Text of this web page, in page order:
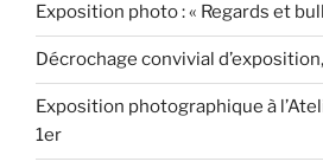
Exposition photo : « Regards et
Décrochage convivial
Exposition photographique à
1er